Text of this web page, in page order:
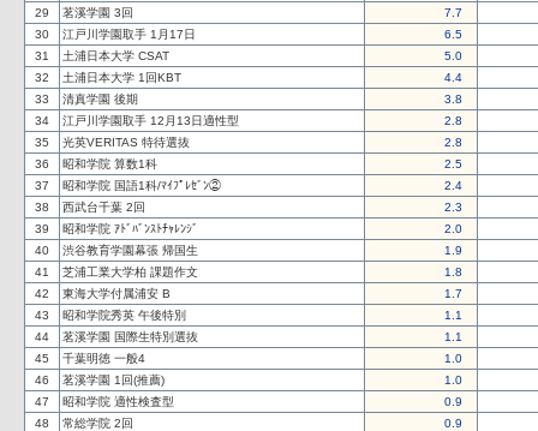
29
茗溪学園 3回
7.7
30
江戸川学園取手 1月17日
6.5
31
土浦日本大学 CSAT
5.0
32
土浦日本大学 1回KBT
4.4
33
清真学園 後期
3.8
34
江戸川学園取手 12月13日適性型
2.8
35
光英VERITAS 特待選抜
2.8
36
昭和学院 算数1科
2.5
37
昭和学院 国語1科/ﾏｲﾌﾟﾚｾﾞﾝ②
2.4
38
西武台千葉 2回
2.3
39
昭和学院 ｱﾄﾞﾊﾞﾝｽﾄﾁｬﾚﾝｼﾞ
2.0
40
渋谷教育学園幕張 帰国生
1.9
41
芝浦工業大学柏 課題作文
1.8
42
東海大学付属浦安 B
1.7
43
昭和学院秀英 午後特別
1.1
44
茗溪学園 国際生特別選抜
1.1
45
千葉明徳 一般4
1.0
46
茗溪学園 1回(推薦)
1.0
47
昭和学院 適性検査型
0.9
48
常総学院 2回
0.9